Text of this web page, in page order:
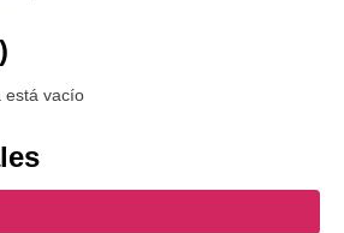
está vacío